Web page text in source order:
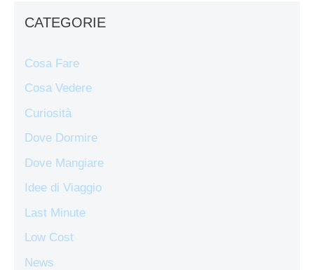
CATEGORIE
Cosa Fare
Cosa Vedere
Curiosità
Dove Dormire
Dove Mangiare
Idee di Viaggio
Last Minute
Low Cost
News